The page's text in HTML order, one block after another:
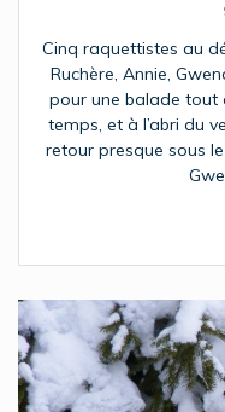
Cinq raquettistes au
Ruchère, Annie,
pour une balade tout
temps, et à l’abri du
retour presque sous